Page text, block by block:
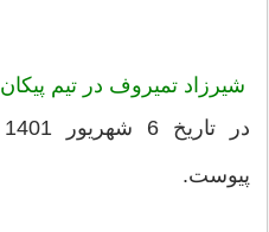
شیرزاد تمیروف در تیم پیکان
پیوست.